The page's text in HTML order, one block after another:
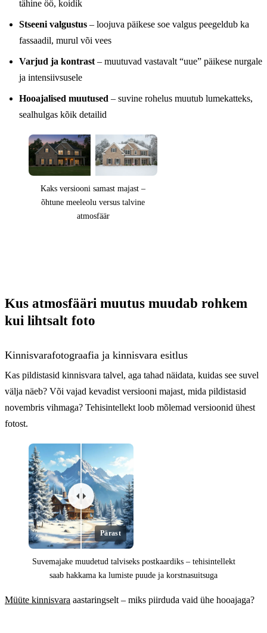
tähine öö, koidik
Stseeni valgustus – loojuva päikese soe valgus peegeldub ka
fassaadil, murul või vees
Varjud ja kontrast – muutuvad vastavalt “uue” päikese nurgale
ja intensiivsusele
Hooajalised muutused – suvine rohelus muutub lumekatteks,
sealhulgas kõik detailid
Kaks versiooni samast majast –
õhtune meeleolu versus talvine
atmosfäär
Kus atmosfääri muutus muudab rohkem
kui lihtsalt foto
Kinnisvarafotograafia ja kinnisvara esitlus
Kas pildistasid kinnisvara talvel, aga tahad näidata, kuidas see suvel
välja näeb? Või vajad kevadist versiooni majast, mida pildistasid
novembris vihmaga? Tehisintellekt loob mõlemad versioonid ühest
fotost.
Pärast
Suvemajake muudetud talviseks postkaardiks – tehisintellekt
saab hakkama ka lumiste puude ja korstnasuitsuga
Müüte kinnisvara aastaringselt – miks piirduda vaid ühe hooajaga?